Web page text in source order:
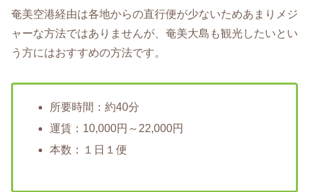
奄美空港経由は各地からの直行便が少ないためあまりメジ
ャーな方法ではありませんが、奄美大島も観光したいとい
う方にはおすすめの方法です。
所要時間：約40分
運賃：10,000円～22,000円
本数：１日１便